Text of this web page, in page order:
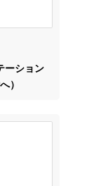
ーション
）